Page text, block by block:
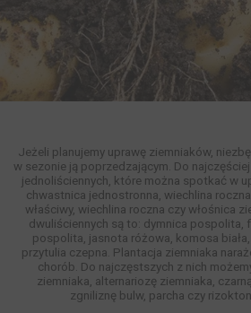
Jeżeli planujemy uprawę ziemniaków,
w sezonie ją poprzedzającym. Do
jednoliściennych, które można spotkać w
chwastnica jednostronna, wiechlina
właściwy, wiechlina roczna czy włośnica
dwuliściennych są to: dymnica pospolita,
pospolita, jasnota różowa, komosa
przytulia czepna. Plantacja ziemniaka
chorób. Do najczęstszych z nich
ziemniaka, alternariozę ziemniaka,
zgniliznę bulw, parcha czy